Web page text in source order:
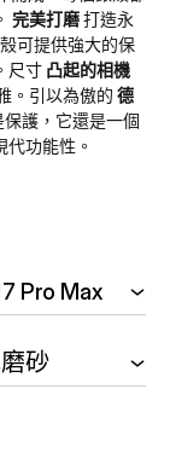
完美打磨打造永
可提供強大的保
尺寸 凸起的相機
。引以為傲的 德
保護，它還是一個
功能性。